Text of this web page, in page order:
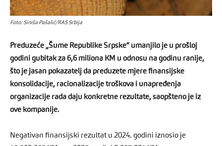
Foto: Siniša Pašalić/RAS Srbija
Preduzeće „Šume Republike Srpske“ umanjilo je u prošloj
godini gubitak za 6,6 miliona KM u odnosu na godinu ranije,
što je jasan pokazatelj da preduzete mjere finansijske
konsolidacije, racionalizacije troškova i unapređenja
organizacije rada daju konkretne rezultate, saopšteno je iz
ove kompanije.
Negativan finansijski rezultat u 2024. godini iznosio je